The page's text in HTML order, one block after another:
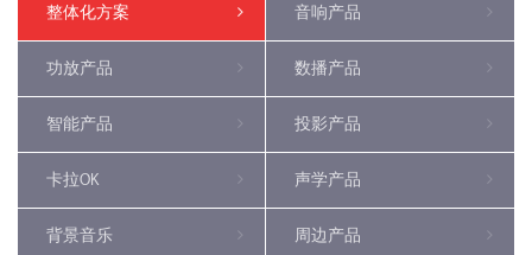
整体化方案 音响产品
功放产品 数播产品
智能产品 投影产品
卡拉OK 声学产品
背景音乐 周边产品